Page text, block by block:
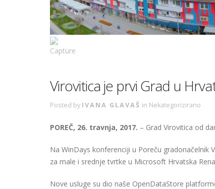
Virovitica je prvi Grad u
Posted by IVANA GLAVAŠ in Nekategorizirano
POREČ, 26. travnja, 2017. – Grad Virovitica od
Na WinDays konferenciji u Poreču gradonačelnik
za male i srednje tvrtke u Microsoft Hrvatska
Nove usluge su dio naše OpenDataStore